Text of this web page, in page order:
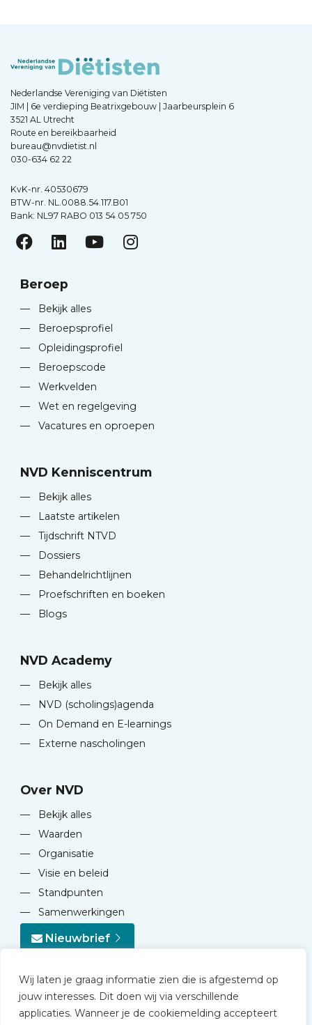
Wij laten je graag informatie zien die is afgestemd op
jouw interesses. Dit doen wij via verschillende
applicaties. Wanneer je de cookiemelding accepteert
Nederlandse Vereniging van Diëtisten
JIM | 6e verdieping Beatrixgebouw | Jaarbeursplein 6
3521 AL Utrecht
Route en bereikbaarheid
bureau@nvdietist.nl
030-634 62 22
KvK-nr. 40530679
BTW-nr. NL.0088.54.117.B01
Bank: NL97 RABO 013 54 05 750
Beroep
—
Bekijk alles
—
Beroepsprofiel
—
Opleidingsprofiel
—
Beroepscode
—
Werkvelden
—
Wet en regelgeving
—
Vacatures en oproepen
NVD Kenniscentrum
—
Bekijk alles
—
Laatste artikelen
—
Tijdschrift NTVD
—
Dossiers
—
Behandelrichtlijnen
—
Proefschriften en boeken
—
Blogs
NVD Academy
—
Bekijk alles
—
NVD (scholings)agenda
—
On Demand en E-learnings
—
Externe nascholingen
Over NVD
—
Bekijk alles
—
Waarden
—
Organisatie
—
Visie en beleid
—
Standpunten
—
Samenwerkingen
Nieuwbrief